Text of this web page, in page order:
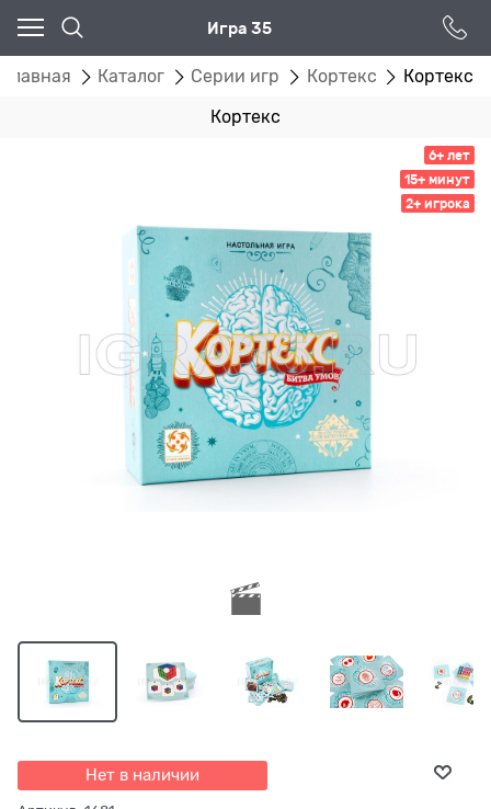
Игра 35
Главная Каталог Серии игр Кортекс Кортекс
Кортекс
6+ лет
15+ минут
2+ игрока
Нет в наличии